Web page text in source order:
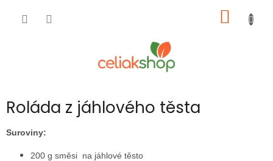
KOŠÍK
Roláda z jáhlového těsta
Suroviny:
200 g směsi na jáhlové těsto